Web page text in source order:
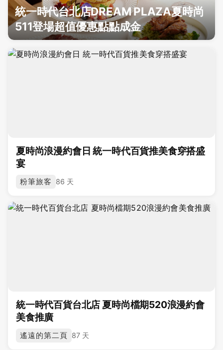
統一時代台北店DREAM PLAZA夏時尚
511登場超值優惠點點成金
夏時尚浪漫約會日 統一時代百貨推美食穿搭盛
宴
粉筆旅客 86 天
統一時代百貨台北店 夏時尚檔期520浪漫約會
美食推廣
遙遠的第二頁 87 天